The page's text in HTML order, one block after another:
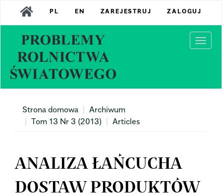
Main
Navigation
Content
Sidebar
PL EN ZAREJESTRUJ ZALOGUJ
Strona domowa
Archiwum
Tom 13 Nr 3 (2013)
Articles
ANALIZA ŁAŃCUCHA
DOSTAW PRODUKTÓW